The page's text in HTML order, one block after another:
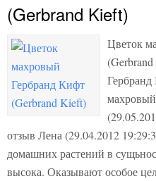
(Gerbrand Kieft)
Цветок
отзыв Лена (29.04.2012
домашних растений в
высока. Оказывают особое